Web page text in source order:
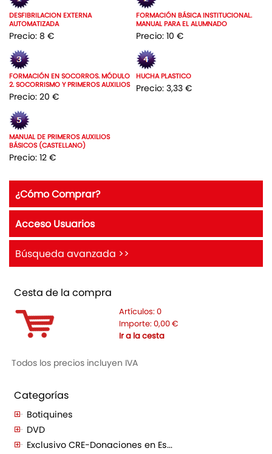
DESFIBRILACION EXTERNA
AUTOMATIZADA
Precio: 8 €
FORMACIÓN BÁSICA INSTITUCIONAL.
MANUAL PARA EL ALUMNADO
Precio: 10 €
FORMACIÓN EN SOCORROS. MÓDULO
2. SOCORRISMO Y PRIMEROS AUXILIOS
Precio: 20 €
HUCHA PLASTICO
Precio: 3,33 €
MANUAL DE PRIMEROS AUXILIOS
BÁSICOS (CASTELLANO)
Precio: 12 €
¿Cómo Comprar?
Acceso Usuarios
Búsqueda avanzada >>
Cesta de la compra
Artículos: 0
Importe: 0,00 €
Ir a la cesta
Todos los precios incluyen IVA
Categorías
Botiquines
DVD
Exclusivo CRE-Donaciones en Es...